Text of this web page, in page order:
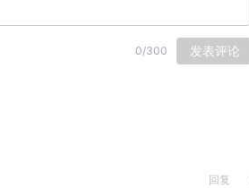
0/300 发表评论
回复